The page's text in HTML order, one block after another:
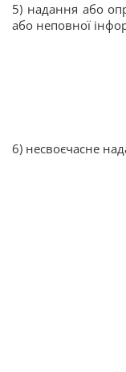
5) надання або
або неповної
6) несвоєчасне